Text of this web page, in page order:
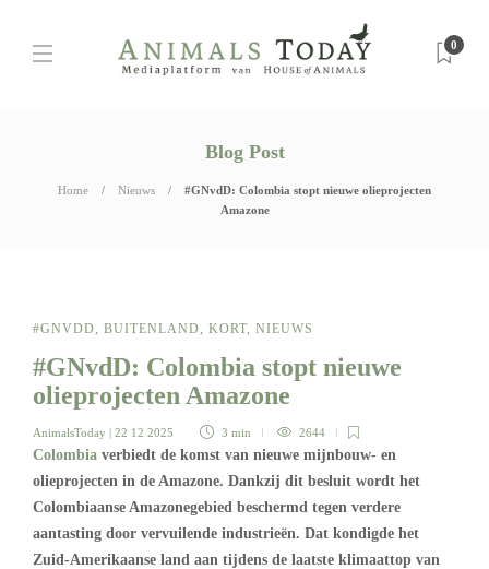
0
Blog Post
Home Nieuws
#GNvdD: Colombia stopt nieuwe olieprojecten
Amazone
#GNVDD, BUITENLAND, KORT, NIEUWS
#GNvdD: Colombia stopt nieuwe
olieprojecten Amazone
AnimalsToday | 22 12 2025 3 min 2644
Colombia verbiedt de komst van nieuwe mijnbouw- en
olieprojecten in de Amazone. Dankzij dit besluit wordt het
Colombiaanse Amazonegebied beschermd tegen verdere
aantasting door vervuilende industrieën. Dat kondigde het
Zuid-Amerikaanse land aan tijdens de laatste klimaattop van